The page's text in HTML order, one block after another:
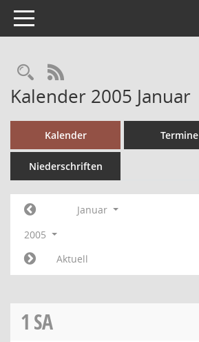
Toggle navigation
RSS-Feed
Kalender 2005 Januar
Kalender Termine
Niederschriften
Januar
2005
Aktuell
1 SA